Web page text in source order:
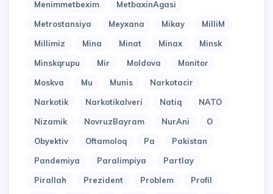
Menimmetbexim
MetbaxinAgasi
Metrostansiya
Meyxana Mikay
MilliM
Millimiz
Mina Minat Minax
Minsk
Minskqrupu
Mir Moldova
Monitor
Moskva
Mu Munis
Narkotacir
Narkotik
Narkotikalveri Natiq
NATO
Nizamik
NovruzBayram NurAni
O
Obyektiv
Oftamoloq Pa
Pakistan
Pandemiya
Paralimpiya
Partlay
Pirallah
Prezident Problem
Profil